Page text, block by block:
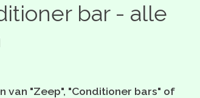
bar - alle
van "Zeep", "Conditioner bars" of